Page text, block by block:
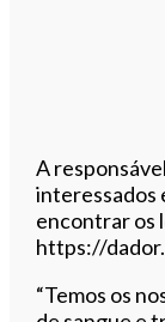
A
interessados
encontrar os
https://
“Temos os